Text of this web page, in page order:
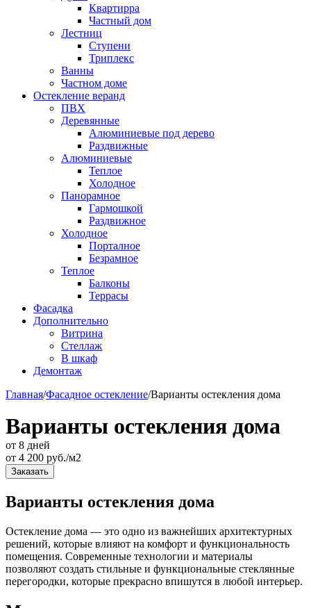
Квартирра
Частный дом
Лестниц
Ступени
Триплекс
Ванны
Частном доме
Остекление веранд
ПВХ
Деревянные
Алюминиевые под дерево
Раздвижные
Алюминиевые
Теплое
Холодное
Панорамное
Гармошкой
Раздвижное
Холодное
Порталное
Безрамное
Теплое
Балконы
Террасы
Фасадка
Дополнительно
Витрина
Стеллаж
В шкаф
Демонтаж
Главная/Фасадное остекление/Варианты остекления дома
Варианты остекления дома
от 8 дней
от 4 200 руб./м2
Заказать
Варианты остекления дома
Остекление дома — это одно из важнейших архитектурных
решений, которые влияют на комфорт и функциональность
помещения. Современные технологии и материалы
позволяют создать стильные и функциональные стеклянные
перегородки, которые прекрасно впишутся в любой интерьер.